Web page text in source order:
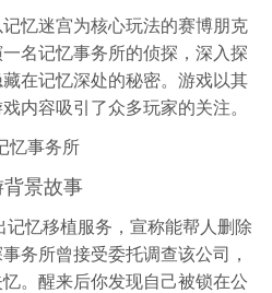
忆迷宫为核心玩法的赛博朋克
名记忆事务所的侦探，深入探
在记忆深处的秘密。游戏以其
内容吸引了众多玩家的关注。
景故事
忆移植服务，宣称能帮人删除
务所曾接受委托调查该公司，
。醒来后你发现自己被锁在公